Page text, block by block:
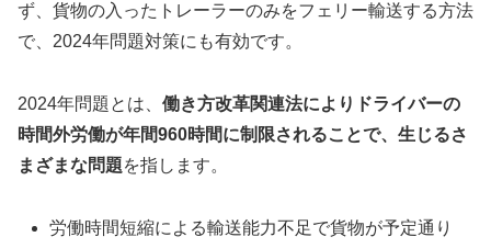
ず、貨物の入ったトレーラーのみをフェリー輸送する方法
で、2024年問題対策にも有効です。
2024年問題とは、 働き方改革関連法によりドライバーの
時間外労働が年間960時間に制限されることで、生じるさ
まざまな問題を指します。
労働時間短縮による輸送能力不足で貨物が予定通り